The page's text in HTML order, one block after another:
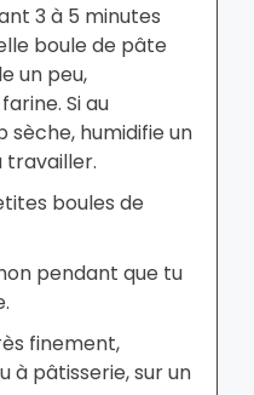
3 à 5 minutes
boule de pâte
un peu,
Si au
humidifie un
travailler.
boules de
pendant que tu
finement,
à pâtisserie, sur un